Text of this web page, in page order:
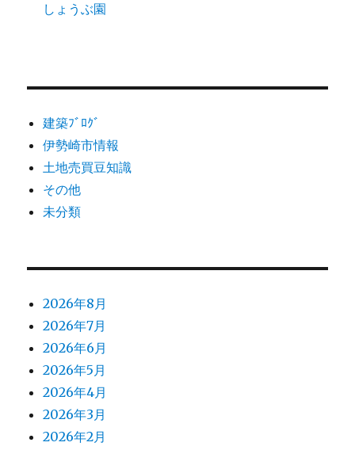
しょうぶ園
建築ﾌﾞﾛｸﾞ
伊勢崎市情報
土地売買豆知識
その他
未分類
2026年8月
2026年7月
2026年6月
2026年5月
2026年4月
2026年3月
2026年2月